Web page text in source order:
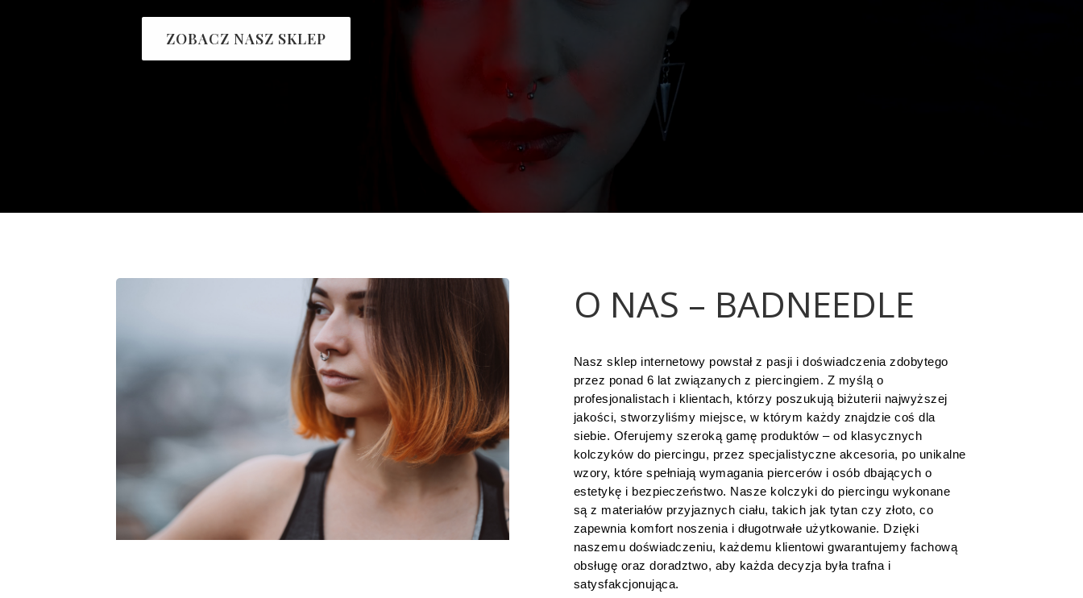
ZOBACZ NASZ SKLEP
O NAS – BADNEEDLE
Nasz sklep internetowy powstał z pasji i doświadczenia zdobytego
przez ponad 6 lat związanych z piercingiem. Z myślą o
profesjonalistach i klientach, którzy poszukują biżuterii najwyższej
jakości, stworzyliśmy miejsce, w którym każdy znajdzie coś dla
siebie. Oferujemy szeroką gamę produktów – od klasycznych
kolczyków do piercingu, przez specjalistyczne akcesoria, po unikalne
wzory, które spełniają wymagania piercerów i osób dbających o
estetykę i bezpieczeństwo. Nasze kolczyki do piercingu wykonane
są z materiałów przyjaznych ciału, takich jak tytan czy złoto, co
zapewnia komfort noszenia i długotrwałe użytkowanie. Dzięki
naszemu doświadczeniu, każdemu klientowi gwarantujemy fachową
obsługę oraz doradztwo, aby każda decyzja była trafna i
satysfakcjonująca.